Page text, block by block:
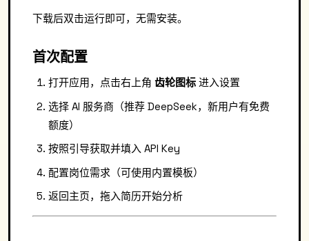
下载后双击运行即可，无需安装。
首次配置
打开应用，点击右上角 齿轮图标进入设置
选择 AI 服务商（推荐 DeepSeek，新用户有免费
额度）
按照引导获取并填入 API Key
配置岗位需求（可使用内置模板）
返回主页，拖入简历开始分析